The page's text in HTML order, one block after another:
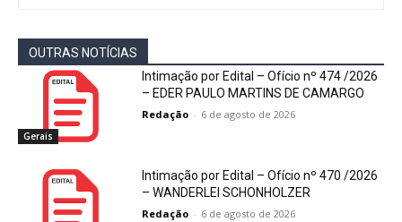
OUTRAS NOTÍCIAS
Gerais
Intimação por Edital – Ofício nº 474 /2026
– EDER PAULO MARTINS DE CAMARGO
Redação - 6 de agosto de 2026
Intimação por Edital – Ofício nº 470 /2026
– WANDERLEI SCHONHOLZER
Redação - 6 de agosto de 2026